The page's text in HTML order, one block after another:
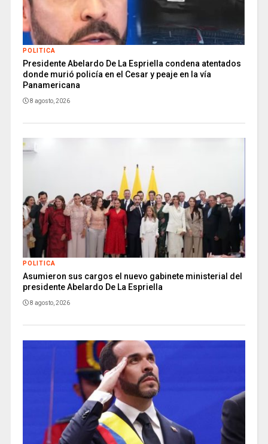
POLITICA
Presidente Abelardo De La Espriella condena atentados
donde murió policía en el Cesar y peaje en la vía
Panamericana
8 agosto, 2026
POLITICA
Asumieron sus cargos el nuevo gabinete ministerial del
presidente Abelardo De La Espriella
8 agosto, 2026